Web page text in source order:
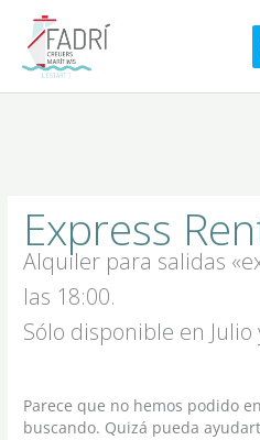
contenido
Express
Alquiler para salidas
las 18:00.
Sólo disponible en Julio
Parece que no hemos podido
buscando. Quizá pueda